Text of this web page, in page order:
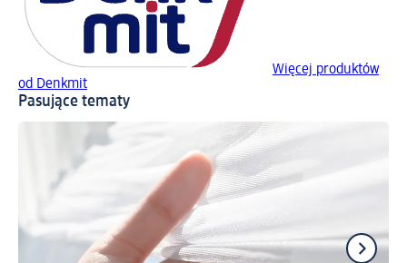
Więcej produktów
od Denkmit
Pasujące tematy